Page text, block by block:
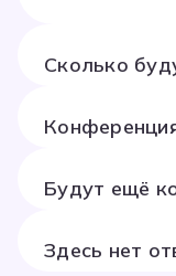
Сколько
Будут ещё
Здесь нет